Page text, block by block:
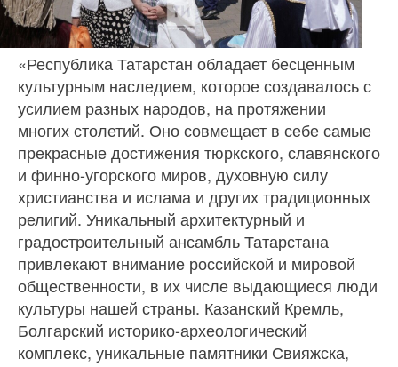
«Республика Татарстан обладает бесценным
культурным наследием, которое создавалось с
усилием разных народов, на протяжении
многих столетий. Оно совмещает в себе самые
прекрасные достижения тюркского, славянского
и финно-угорского миров, духовную силу
христианства и ислама и других традиционных
религий. Уникальный архитектурный и
градостроительный ансамбль Татарстана
привлекают внимание российской и мировой
общественности, в их числе выдающиеся люди
культуры нашей страны. Казанский Кремль,
Болгарский историко-археологический
комплекс, уникальные памятники Свияжска,